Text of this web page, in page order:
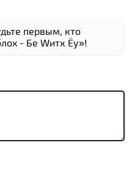
первым, кто
- Бе Wитх Ёу»!